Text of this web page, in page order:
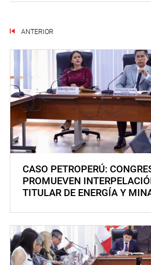
ANTERIOR
CASO PETROPERÚ:
PROMUEVEN
TITULAR DE ENERGÍA Y